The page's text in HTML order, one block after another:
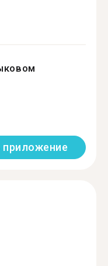
приложение